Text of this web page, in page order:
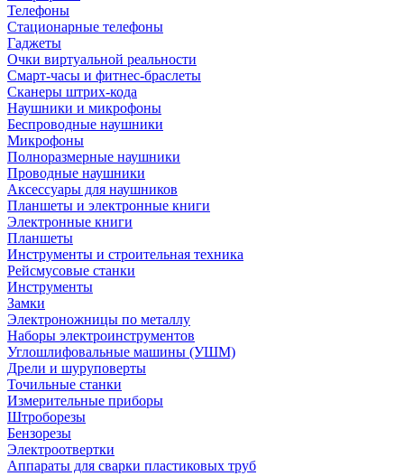
Телефоны
Стационарные телефоны
Гаджеты
Очки виртуальной реальности
Смарт-часы и фитнес-браслеты
Сканеры штрих-кода
Наушники и микрофоны
Беспроводные наушники
Микрофоны
Полноразмерные наушники
Проводные наушники
Аксессуары для наушников
Планшеты и электронные книги
Электронные книги
Планшеты
Инструменты и строительная техника
Рейсмусовые станки
Инструменты
Замки
Электроножницы по металлу
Наборы электроинструментов
Углошлифовальные машины (УШМ)
Дрели и шуруповерты
Точильные станки
Измерительные приборы
Штроборезы
Бензорезы
Электроотвертки
Аппараты для сварки пластиковых труб